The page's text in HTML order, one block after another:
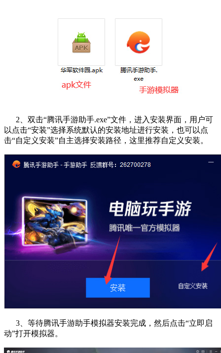
2、双击“腾讯手游助手.exe”文件，进入安装界面，用户可
以点击“安装”选择系统默认的安装地址进行安装，也可以点
击“自定义安装”自主选择安装路径，这里推荐自定义安装。
3、等待腾讯手游助手模拟器安装完成，然后点击“立即启
动”打开模拟器。